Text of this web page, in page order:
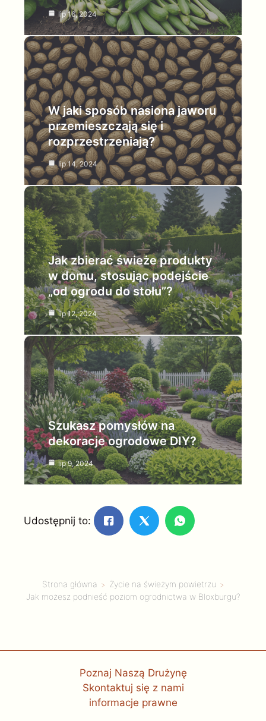
lip 16, 2024
W jaki sposób nasiona jaworu
przemieszczają się i
rozprzestrzeniają?
lip 14, 2024
Jak zbierać świeże produkty
w domu, stosując podejście
„od ogrodu do stołu”?
lip 12, 2024
Szukasz pomysłów na
dekoracje ogrodowe DIY?
lip 9, 2024
Udostępnij to:
Strona główna
Życie na świeżym powietrzu
Jak możesz podnieść poziom ogrodnictwa w Bloxburgu?
Poznaj Naszą Drużynę
Skontaktuj się z nami
informacje prawne